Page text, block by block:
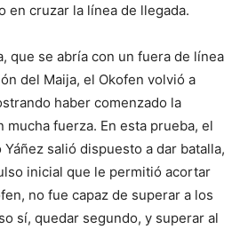
en cruzar la línea de llegada.
que se abría con un fuera de línea
del Maija, el Okofen volvió a
haber comenzado la
mucha fuerza. En esta prueba, el
salió dispuesto a dar batalla,
inicial que le permitió acortar
no fue capaz de superar a los
sí, quedar segundo, y superar al